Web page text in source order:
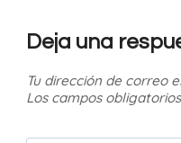
Deja una
Tu dirección de correo
Los campos